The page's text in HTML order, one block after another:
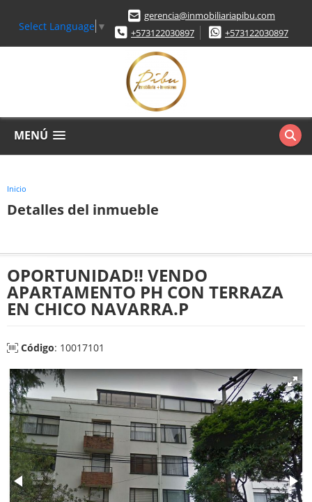
Select Language ▼
gerencia@inmobiliariapibu.com
+573122030897
+573122030897
MENÚ
Inicio
Detalles del inmueble
OPORTUNIDAD!! VENDO
APARTAMENTO PH CON TERRAZA
EN CHICO NAVARRA.P
Código: 10017101